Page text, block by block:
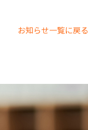
お知らせ一覧に戻る